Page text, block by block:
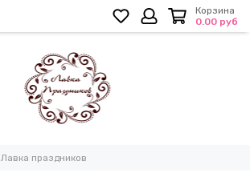
Корзина
0.00 руб
Лавка праздников